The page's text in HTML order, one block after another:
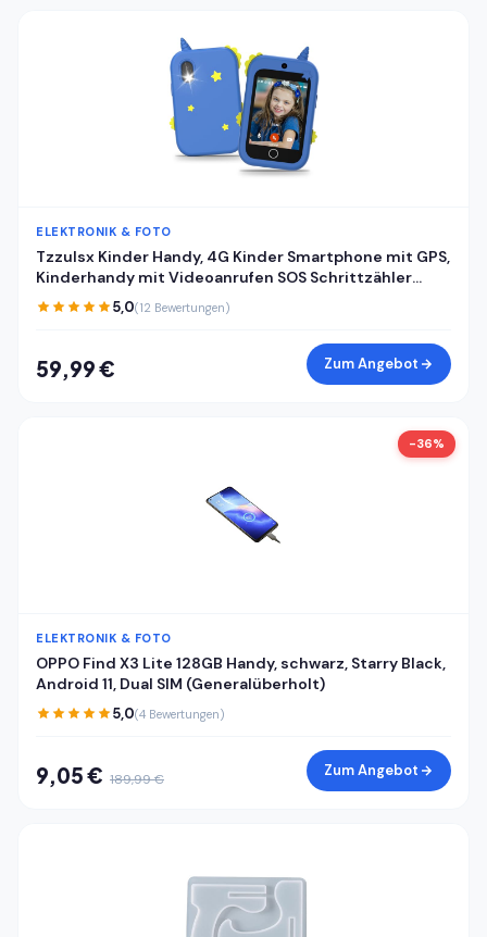
ELEKTRONIK & FOTO
Tzzulsx Kinder Handy, 4G Kinder Smartphone mit GPS,
Kinderhandy mit Videoanrufen SOS Schrittzähler
Klassenmodus Wecker, Kindertelefon
Geburtstagsgeschenk Geschenke für Mädchen
5,0(12 Bewertungen)
59,99 € Zum Angebot
-36%
ELEKTRONIK & FOTO
OPPO Find X3 Lite 128GB Handy, schwarz, Starry Black,
Android 11, Dual SIM (Generalüberholt)
5,0(4 Bewertungen)
9,05 € 189,99 € Zum Angebot